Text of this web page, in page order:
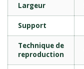
Largeur
Support
Technique de
reproduction